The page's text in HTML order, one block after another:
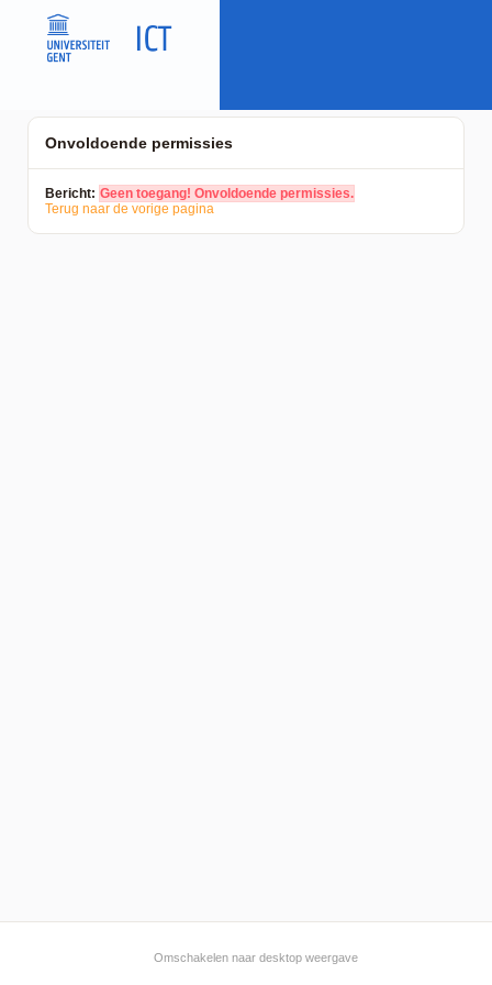
Onvoldoende permissies
Bericht: Geen toegang! Onvoldoende permissies.
Terug naar de vorige pagina
Omschakelen naar desktop weergave